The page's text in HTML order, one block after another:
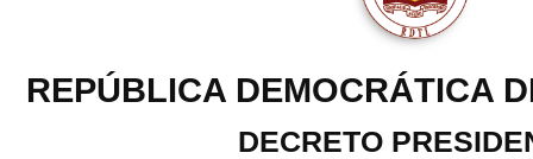
REPÚBLICA DEMOCRÁTICA
DECRETO